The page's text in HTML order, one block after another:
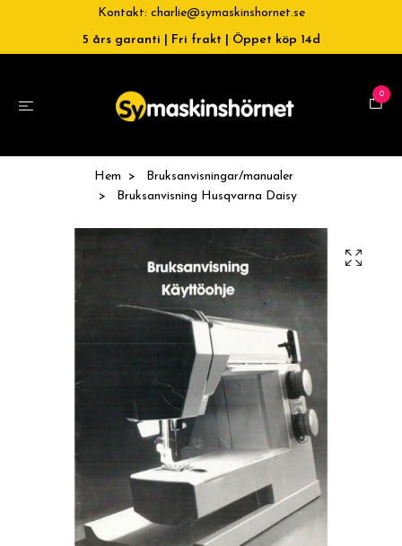
Kontakt: charlie@symaskinshornet.se
5 års garanti | Fri frakt | Öppet köp 14d
0
Hem
Bruksanvisningar/manualer
Bruksanvisning Husqvarna Daisy